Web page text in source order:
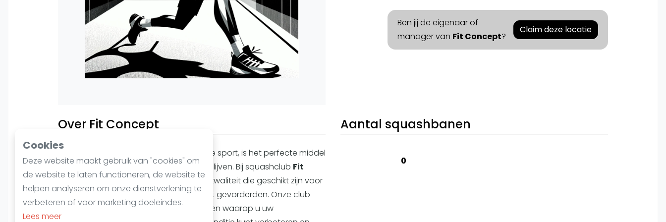
Cookies
Deze website maakt gebruik van "cookies" om
de website te laten functioneren, de website te
helpen analyseren om onze dienstverlening te
verbeteren of voor marketing doeleindes.
Lees meer
Ben jij de eigenaar of
manager van Fit Concept?
Claim deze locatie
Over Fit Concept
Squash, een dynamische en uitdagende sport, is het perfecte middel
om zowel fysiek als mentaal in vorm te blijven. Bij squashclub Fit
Concept bieden wij faciliteiten van topkwaliteit die geschikt zijn voor
spelers van elk niveau, van beginners tot gevorderden. Onze club
beschikt over professionele squashbanen waarop u uw
Aantal squashbanen
0